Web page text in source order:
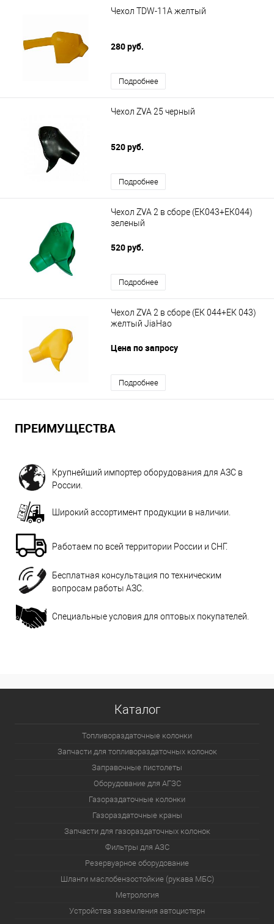
Чехол TDW-11A желтый
280 руб.
Подробнее
Чехол ZVA 25 черный
520 руб.
Подробнее
Чехол ZVA 2 в сборе (ЕК043+ЕК044)
зеленый
520 руб.
Подробнее
Чехол ZVA 2 в сборе (ЕК 044+ЕК 043)
желтый JiaHao
Цена по запросу
Подробнее
ПРЕИМУЩЕСТВА
Крупнейший импортер оборудования для АЗС в
России.
Широкий ассортимент продукции в наличии.
Работаем по всей территории России и СНГ.
Бесплатная консультация по техническим
вопросам работы АЗС.
Специальные условия для оптовых покупателей.
Каталог
Топливораздаточные колонки
Запчасти для топливораздаточных колонок
Заправочные пистолеты
Оборудование для АГЗС
Газораздаточные колонки
Газораздаточные краны
Запчасти для газораздаточных колонок
Фильтры для АЗС
Резервуарное оборудование
Шланги маслобензостойкие (рукава МБС)
Метрология
Устройства заземления автоцистерн